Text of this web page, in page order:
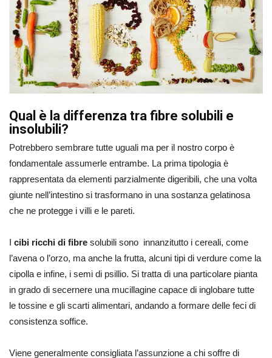
Qual è la differenza tra fibre solubili e
insolubili?
Potrebbero sembrare tutte uguali ma per il nostro corpo è
fondamentale assumerle entrambe. La prima tipologia è
rappresentata da elementi parzialmente digeribili, che una volta
giunte nell’intestino si trasformano in una sostanza gelatinosa
che ne protegge i villi e le pareti.
I cibi ricchi di fibre solubili sono innanzitutto i cereali, come
l’avena o l’orzo, ma anche la frutta, alcuni tipi di verdure come la
cipolla e infine, i semi di psillio. Si tratta di una particolare pianta
in grado di secernere una mucillagine capace di inglobare tutte
le tossine e gli scarti alimentari, andando a formare delle feci di
consistenza soffice.
Viene generalmente consigliata l’assunzione a chi soffre di